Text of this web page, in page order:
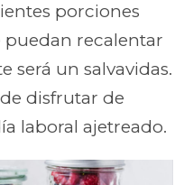
porciones
puedan recalentar
será un salvavidas.
disfrutar de
laboral ajetreado.